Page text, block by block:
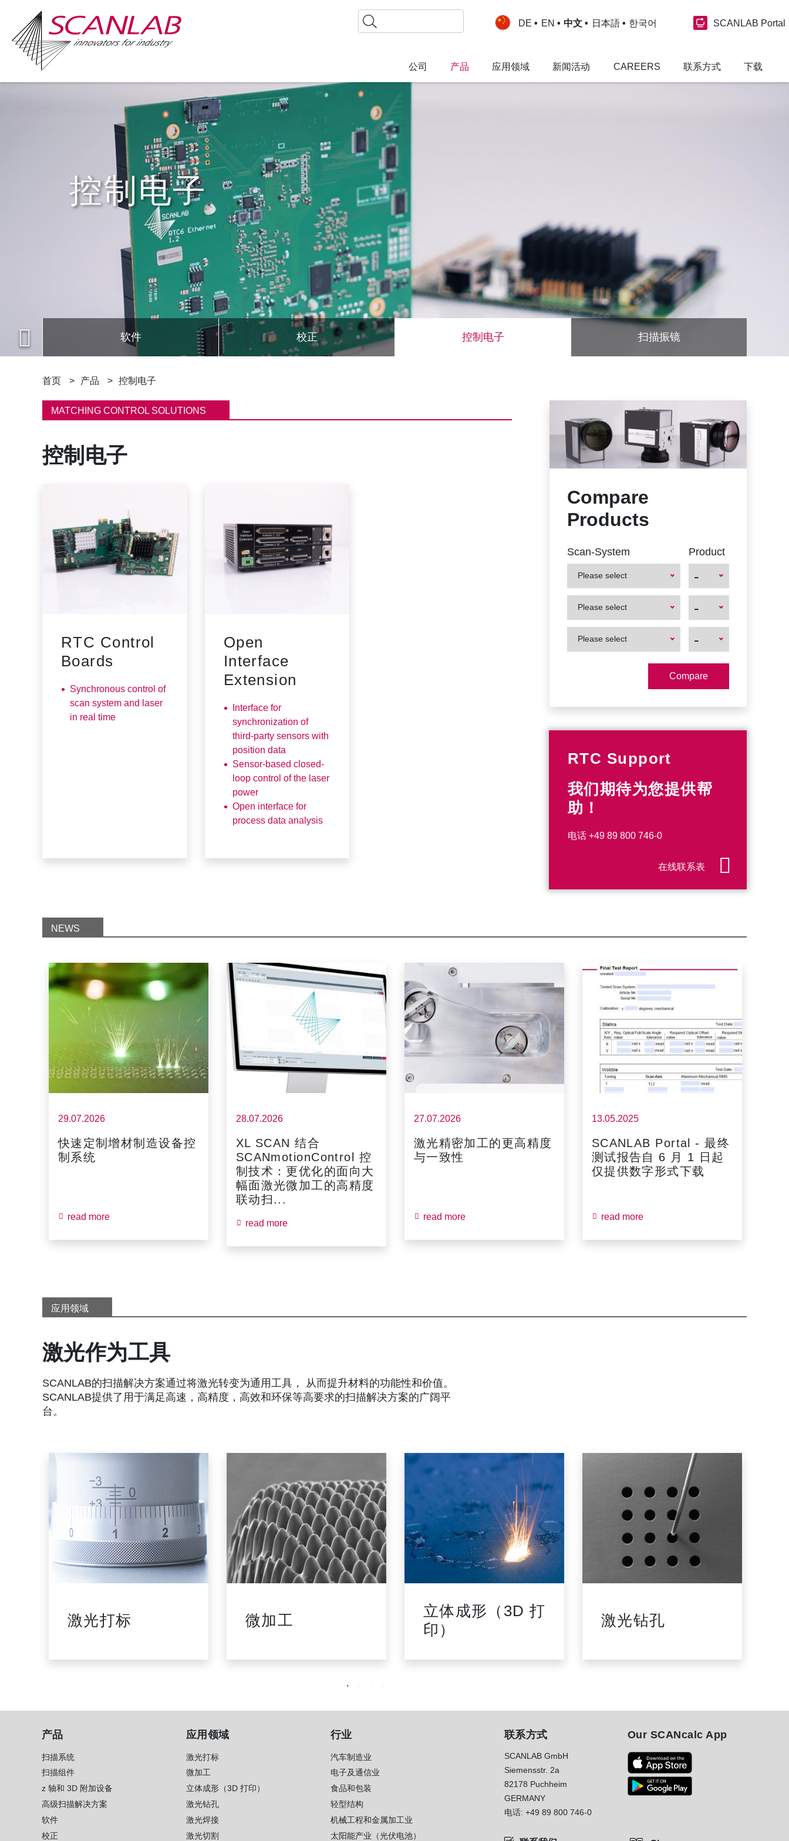
搜
索
DE EN 中文 日本語 한국어 SCANLAB Portal
公司 产品 应用领域 新闻活动 CAREERS 联系方式 下载
控制电子
软件 校正 控制电子 扫描振镜
面
包
首页 产品 控制电子
MATCHING CONTROL SOLUTIONS
控制电子
RTC Control
Boards
Synchronous control of
scan system and laser
in real time
Open
Interface
Extension
Interface for
synchronization of
third-party sensors with
position data
Sensor-based closed-
loop control of the laser
power
Open interface for
process data analysis
Compare
Products
Scan-System
Please select
Product
-
FirstPlease select -
FirstPlease select -
RTC Support
我们期待为您提供帮
助！
电话 +49 89 800 746-0
在线联系表
NEWS
29.07.2026
快速定制增材制造设备控
制系统
read more
28.07.2026
XL SCAN 结合
SCANmotionControl 控
制技术：更优化的面向大
幅面激光微加工的高精度
联动扫...
read more
27.07.2026
激光精密加工的更高精度
与一致性
read more
13.05.2025
SCANLAB Portal - 最终
测试报告自 6 月 1 日起
仅提供数字形式下载
read more
应用领域
激光作为工具
SCANLAB的扫描解决方案通过将激光转变为通用工具， 从而提升材料的功能性和价值。
SCANLAB提供了用于满足高速，高精度，高效和环保等高要求的扫描解决方案的广阔平
台。
激光打标 微加工
立体成形（3D 打
印）
激光钻孔
产品
扫描系统
扫描组件
z 轴和 3D 附加设备
高级扫描解决方案
软件
校正
应用领域
激光打标
微加工
立体成形（3D 打印）
激光钻孔
激光焊接
激光切割
行业
汽车制造业
电子及通信业
食品和包装
轻型结构
机械工程和金属加工业
太阳能产业（光伏电池）
联系方式
SCANLAB GmbH
Siemensstr. 2a
82178 Puchheim
GERMANY
电话: +49 89 800 746-0
Our SCANcalc App